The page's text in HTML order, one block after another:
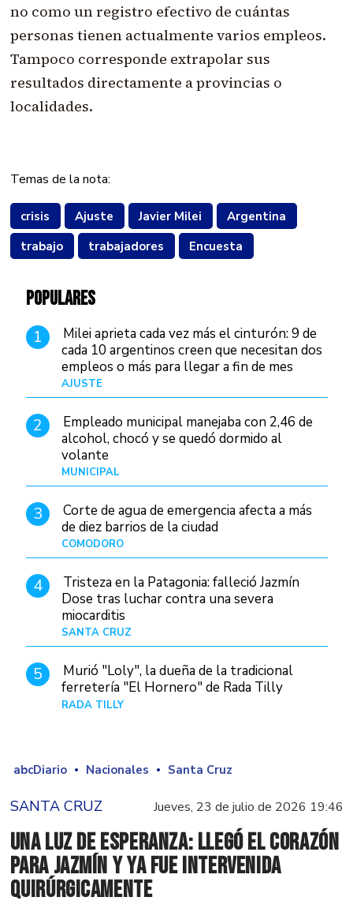
no como un registro efectivo de cuántas
personas tienen actualmente varios empleos.
Tampoco corresponde extrapolar sus
resultados directamente a provincias o
localidades.
Temas de la nota:
crisis Ajuste Javier Milei
Argentina
trabajo
trabajadores Encuesta
POPULARES
1
Milei aprieta cada vez más el cinturón: 9 de
cada 10 argentinos creen que necesitan dos
empleos o más para llegar a fin de mes
AJUSTE
2
Empleado municipal manejaba con 2,46 de
alcohol, chocó y se quedó dormido al
volante
MUNICIPAL
3
Corte de agua de emergencia afecta a más
de diez barrios de la ciudad
COMODORO
4
Tristeza en la Patagonia: falleció Jazmín
Dose tras luchar contra una severa
miocarditis
SANTA CRUZ
5
Murió "Loly", la dueña de la tradicional
ferretería "El Hornero" de Rada Tilly
RADA TILLY
abcDiario Nacionales Santa Cruz
SANTA CRUZ Jueves, 23 de julio de 2026 19:46
Una luz de esperanza: llegó el corazón
para Jazmín y ya fue intervenida
quirúrgicamente